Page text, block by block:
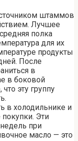
штаммов
Лучшее
полка
для их
продукты
После
в
в боковой
эту группу
в холодильнике и
Эти
при
масло — это